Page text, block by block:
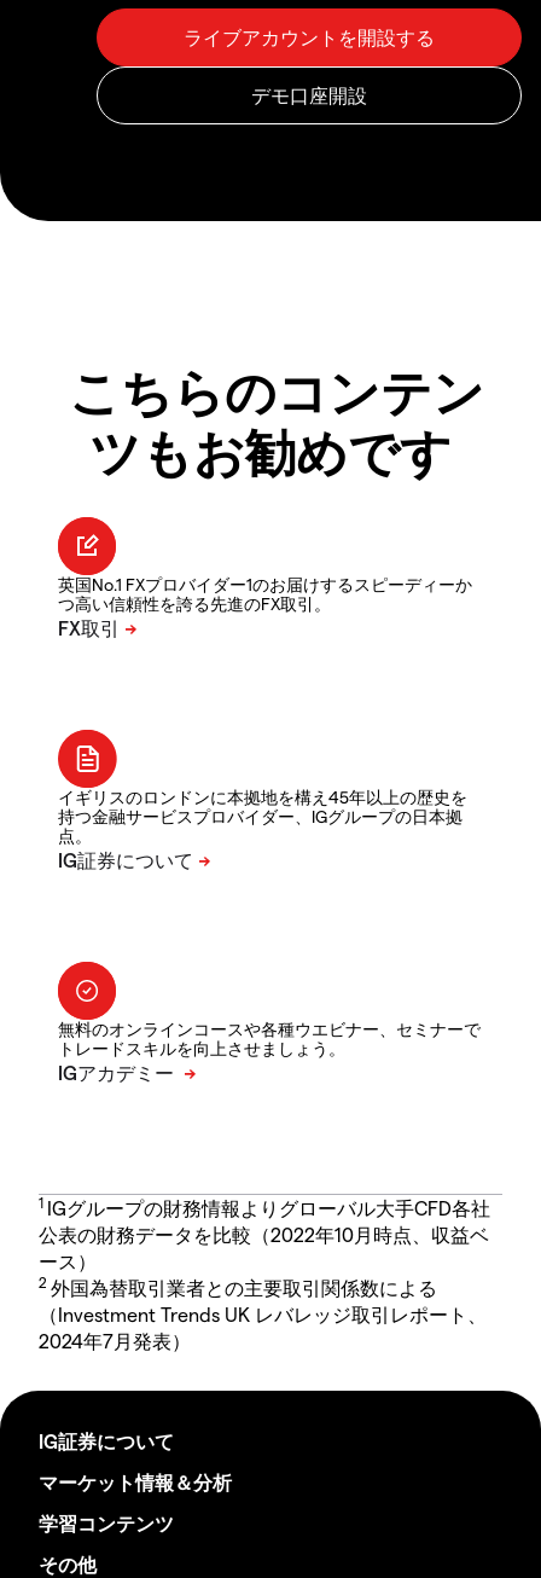
こちらのコンテン
ツもお勧めです
英国No.1 FXプロバイダー1のお届けするスピーディーか
つ高い信頼性を誇る先進のFX取引。
イギリスのロンドンに本拠地を構え45年以上の歴史を
持つ金融サービスプロバイダー、IGグループの日本拠
点。
無料のオンラインコースや各種ウエビナー、セミナーで
トレードスキルを向上させましょう。
1 IGグループの財務情報よりグローバル大手CFD各社
公表の財務データを比較（2022年10月時点、収益ベ
ース）
2 外国為替取引業者との主要取引関係数による
（Investment Trends UK レバレッジ取引レポート、
2024年7月発表）
IG証券について
マーケット情報＆分析
学習コンテンツ
その他